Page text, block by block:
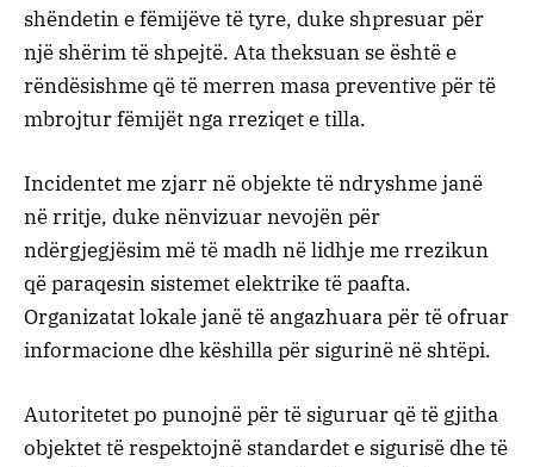
shëndetin e fëmijëve të tyre, duke shpresuar për
një shërim të shpejtë. Ata theksuan se është e
rëndësishme që të merren masa preventive për të
mbrojtur fëmijët nga rreziqet e tilla.
Incidentet me zjarr në objekte të ndryshme janë
në rritje, duke nënvizuar nevojën për
ndërgjegjësim më të madh në lidhje me rrezikun
që paraqesin sistemet elektrike të paafta.
Organizatat lokale janë të angazhuara për të ofruar
informacione dhe këshilla për sigurinë në shtëpi.
Autoritetet po punojnë për të siguruar që të gjitha
objektet të respektojnë standardet e sigurisë dhe të